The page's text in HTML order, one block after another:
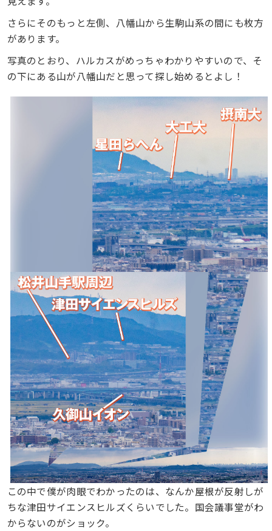
さらにそのもっと左側、八幡山から生駒山系の間にも枚方
があります。
写真のとおり、ハルカスがめっちゃわかりやすいので、そ
の下にある山が八幡山だと思って探し始めるとよし！
この中で僕が肉眼でわかったのは、なんか屋根が反射しが
ちな津田サイエンスヒルズくらいでした。国会議事堂がわ
からないのがショック。